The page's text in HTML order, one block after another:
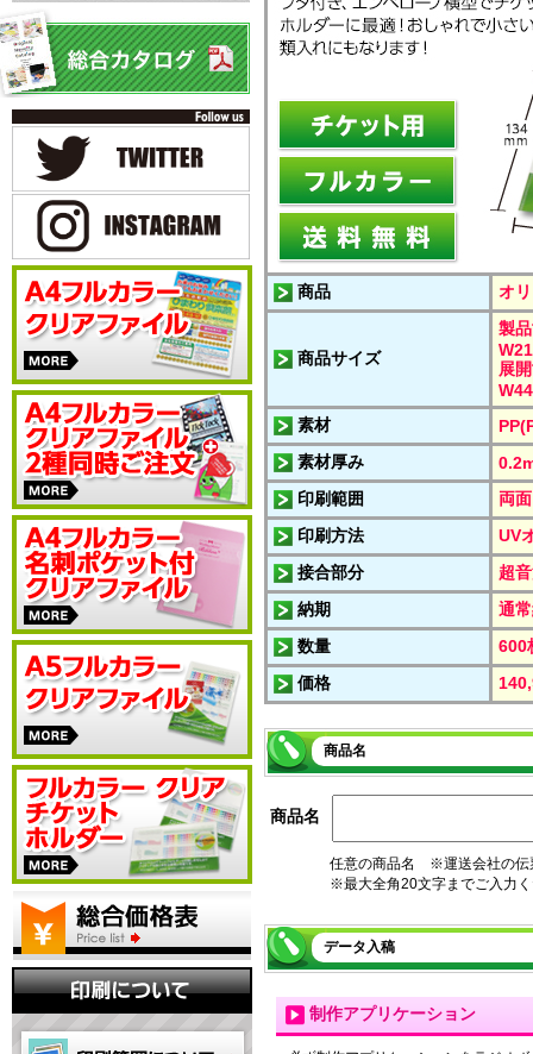
商品 オ
商品サイズ
製
展
素材
素材厚み
印刷範囲
両
印刷方法
UV
接合部分
超
納期
通
数量
600
価格
商品名
商品名
任意の商品名 ※運送会社の伝
※最大全角20文字までご入力
データ入稿
制作アプリケーション